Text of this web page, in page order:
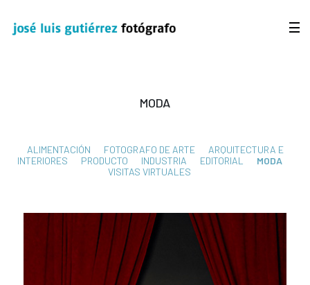
MODA
ALIMENTACIÓN FOTOGRAFO DE ARTE
ARQUITECTURA E
INTERIORES
PRODUCTO INDUSTRIA EDITORIAL
MODA
VISITAS VIRTUALES